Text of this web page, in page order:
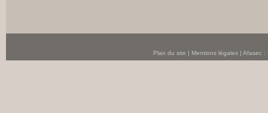
Plan du site | Mentions légales| Afasec :